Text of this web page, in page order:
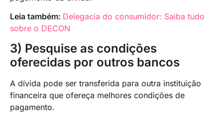
Leia também: Delegacia do consumidor: Saiba tudo
sobre o DECON
3) Pesquise as condições
oferecidas por outros bancos
A dívida pode ser transferida para outra instituição
financeira que ofereça melhores condições de
pagamento.